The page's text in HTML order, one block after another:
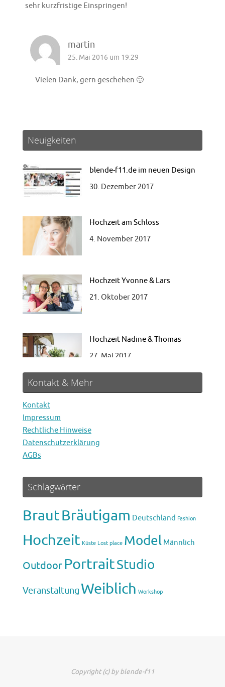
sehr kurzfristige Einspringen!
martin
25. Mai 2016 um 19:29
Vielen Dank, gern geschehen 🙂
Neuigkeiten
blende-f11.de im neuen Design
30. Dezember 2017
Hochzeit am Schloss
4. November 2017
Hochzeit Yvonne & Lars
21. Oktober 2017
Hochzeit Nadine & Thomas
27. Mai 2017
1. August 2018
Kontakt & Mehr
Kontakt
Impressum
Rechtliche Hinweise
Datenschutzerklärung
AGBs
Schlagwörter
BrautBräutigam Deutschland Fashion
Hochzeit Küste Lost place Model Männlich
Outdoor PortraitStudio
Veranstaltung Weiblich Workshop
Copyright (c) by blende-f11